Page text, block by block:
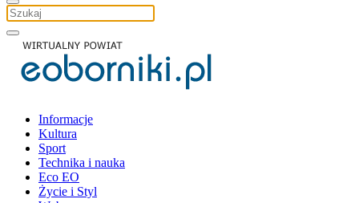
Informacje
Kultura
Sport
Technika i nauka
Eco EO
Życie i Styl